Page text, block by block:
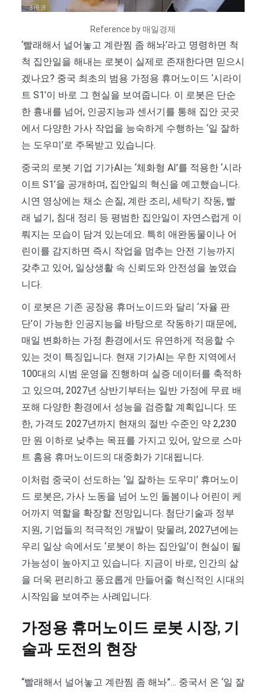
Reference by 매일경제
‘빨래해서 널어놓고 계란찜 좀 해놔’라고 명령하면 척
척 집안일을 해내는 로봇이 실제로 존재한다면 믿으시
겠나요? 중국 최초의 범용 가정용 휴머노이드 ‘시라이
트 S1’이 바로 그 현실을 보여줍니다. 이 로봇은 단순
한 흉내를 넘어, 인공지능과 센서기를 통해 집안 곳곳
에서 다양한 가사 작업을 능숙하게 수행하는 ‘일 잘하
는 도우미’로 주목받고 있습니다.
중국의 로봇 기업 기가AI는 ‘체화형 AI’를 적용한 ‘시라
이트 S1’을 공개하며, 집안일의 혁신을 예고했습니다.
시연 영상에는 채소 손질, 계란 조리, 세탁기 작동, 빨
래 널기, 침대 정리 등 평범한 집안일이 자연스럽게 이
뤄지는 모습이 담겨 있는데요. 특히 애완동물이나 어
린이를 감지하면 즉시 작업을 멈추는 안전 기능까지
갖추고 있어, 일상생활 속 신뢰도와 안전성을 높였습
니다.
이 로봇은 기존 공장용 휴머노이드와 달리 ‘자율 판
단’이 가능한 인공지능을 바탕으로 작동하기 때문에,
매일 변화하는 가정 환경에서도 유연하게 적응할 수
있는 것이 특징입니다. 현재 기가AI는 우한 지역에서
100대의 시범 운영을 진행하며 실증 데이터를 축적하
고 있으며, 2027년 상반기부터는 일반 가정에 무료 배
포해 다양한 환경에서 성능을 검증할 계획입니다. 또
한, 가격도 2027년까지 현재의 절반 수준인 약 2,230
만 원 이하로 낮추는 목표를 가지고 있어, 앞으로 스마
트 홈용 휴머노이드의 대중화가 기대됩니다.
이처럼 중국이 선도하는 ‘일 잘하는 도우미’ 휴머노이
드 로봇은, 가사 노동을 넘어 노인 돌봄이나 어린이 케
어까지 역할을 확장할 전망입니다. 첨단기술과 정부
지원, 기업들의 적극적인 개발이 맞물려, 2027년에는
우리 일상 속에서도 ‘로봇이 하는 집안일’이 현실이 될
가능성이 높아지고 있습니다. 지금이 바로, 인간의 삶
을 더욱 편리하고 풍요롭게 만들어줄 혁신적인 시대의
시작임을 보여주는 사례입니다.
가정용 휴머노이드 로봇 시장, 기
술과 도전의 현장
“빨래해서 널어놓고 계란찜 좀 해놔”… 중국서 온 ‘일 잘